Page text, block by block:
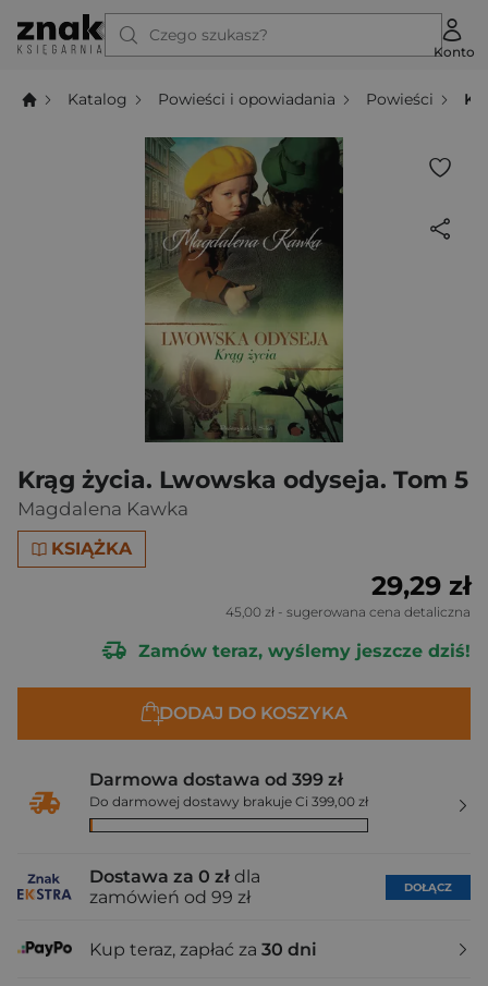
Czego szukasz?
Konto
Katalog Powieści i opowiadania Powieści
Krąg życia. Lwowska odyseja. Tom 5
Magdalena Kawka
KSIĄŻKA
29,29 zł
45,00 zł - sugerowana cena detaliczna
Zamów teraz, wyślemy jeszcze dziś!
DODAJ DO KOSZYKA
Darmowa dostawa od 399 zł
Do darmowej dostawy brakuje Ci 399,00 zł
Dostawa za 0 zł dla
zamówień od 99 zł
DOŁĄCZ
Kup teraz, zapłać za 30 dni